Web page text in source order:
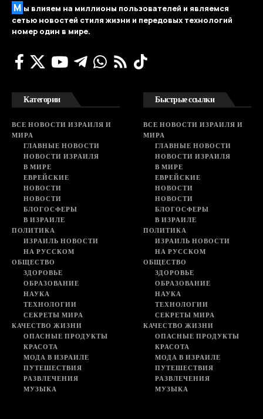
М ы влияем на миллионы пользователей и являемся
сетью новостей стиля жизни и передовых технологий
номер один в мире.
Категории
ВСЕ НОВОСТИ ИЗРАИЛЯ И
МИРА
ГЛАВНЫЕ НОВОСТИ
НОВОСТИ ИЗРАИЛЯ
В МИРЕ
ЕВРЕЙСКИЕ
НОВОСТИ
НОВОСТИ
БЛОГОСФЕРЫ
В ИЗРАИЛЕ
ПОЛИТИКА
ИЗРАИЛЬ НОВОСТИ
НА РУССКОМ
ОБЩЕСТВО
ЗДОРОВЬЕ
ОБРАЗОВАНИЕ
НАУКА
ТЕХНОЛОГИИ
СЕКРЕТЫ МИРА
КАЧЕСТВО ЖИЗНИ
ОПАСНЫЕ ПРОДУКТЫ
КРАСОТА
МОДА В ИЗРАИЛЕ
ПУТЕШЕСТВИЯ
РАЗВЛЕЧЕНИЯ
МУЗЫКА
Быстрые ссылки
ВСЕ НОВОСТИ ИЗРАИЛЯ И
МИРА
ГЛАВНЫЕ НОВОСТИ
НОВОСТИ ИЗРАИЛЯ
В МИРЕ
ЕВРЕЙСКИЕ
НОВОСТИ
НОВОСТИ
БЛОГОСФЕРЫ
В ИЗРАИЛЕ
ПОЛИТИКА
ИЗРАИЛЬ НОВОСТИ
НА РУССКОМ
ОБЩЕСТВО
ЗДОРОВЬЕ
ОБРАЗОВАНИЕ
НАУКА
ТЕХНОЛОГИИ
СЕКРЕТЫ МИРА
КАЧЕСТВО ЖИЗНИ
ОПАСНЫЕ ПРОДУКТЫ
КРАСОТА
МОДА В ИЗРАИЛЕ
ПУТЕШЕСТВИЯ
РАЗВЛЕЧЕНИЯ
МУЗЫКА